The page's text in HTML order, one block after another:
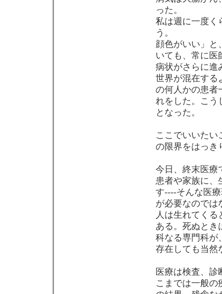
った。
私は週に一度く
う。
顔色がいい」と
いても、常に医
病状がさらに進
世界が混在する
の何人かの患者
れをした。こう
となった。
ここでいいたい
の限界をはっき
今日、終末医療
患者や家族に、
す----そんな医
が必要なのでは
人は生れてくる
ある。死ぬとき
科なる専門科が
存在しても当然
医療は検査、
こまでは一般の